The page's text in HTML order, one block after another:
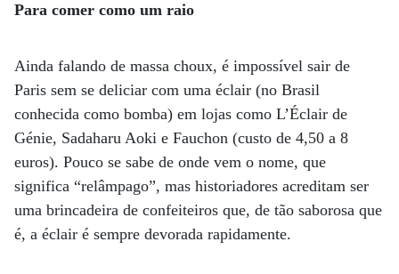
Para comer como um raio
Ainda falando de massa choux, é impossível sair de
Paris sem se deliciar com uma éclair (no Brasil
conhecida como bomba) em lojas como L’Éclair de
Génie, Sadaharu Aoki e Fauchon (custo de 4,50 a 8
euros). Pouco se sabe de onde vem o nome, que
significa “relâmpago”, mas historiadores acreditam ser
uma brincadeira de confeiteiros que, de tão saborosa que
é, a éclair é sempre devorada rapidamente.